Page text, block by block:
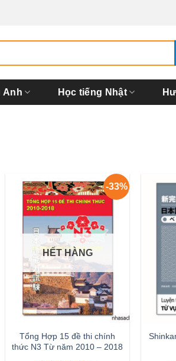
Anh Học tiếng Nhật
-33%
HẾT HÀNG
Tổng Hợp 15 đề thi chính
thức N3 Từ năm 2010 – 2018